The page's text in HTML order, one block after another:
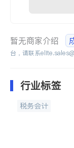
暂无商家介绍
台，请联系
行业标签
税务会计